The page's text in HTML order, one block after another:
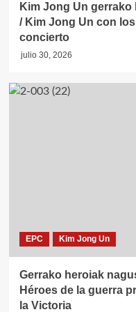
Kim Jong Un
/ Kim Jong Un con
concierto
julio 30, 2026
EPC Kim Jong Un
Gerrako heroiak
Héroes de la guerra
la Victoria